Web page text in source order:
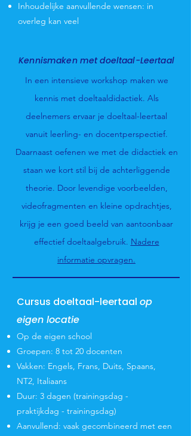
Inhoudelijke aanvullende wensen: in
overleg kan veel
Kennismaken met doeltaal-Leertaal
In een intensieve workshop maken we
kennis met doeltaaldidactiek. Als
deelnemers ervaar je doeltaal-leertaal
vanuit leerling- en docentperspectief.
Daarnaast oefenen we met de didactiek en
staan we kort stil bij de achterliggende
theorie. Door levendige voorbeelden,
videofragmenten en kleine opdrachtjes,
krijg je een goed beeld van aantoonbaar
effectief doeltaalgebruik. Nadere
informatie opvragen.
Cursus doeltaal-leertaal op
eigen locatie
Op de eigen school
Groepen: 8 tot 20 docenten
Vakken: Engels, Frans, Duits, Spaans,
NT2, Italiaans
Duur: 3 dagen (trainingsdag -
praktijkdag - trainingsdag)
Aanvullend: vaak gecombineerd met een